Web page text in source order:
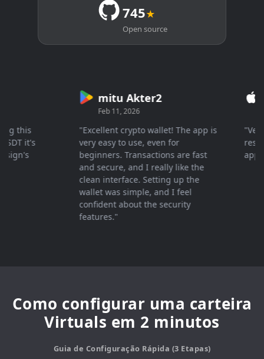
745★
Open source
it's
mitu Akter2
Feb 11, 2026
"Excellent crypto wallet! The app is
very easy to use, even for
beginners. Transactions are fast
and secure, and I really like the
clean interface. Setting up the
wallet was simple, and I feel
confident about the security
features."
"Very
Como configurar uma carteira
Virtuals em 2 minutos
Guia de Configuração Rápida (3 Etapas)